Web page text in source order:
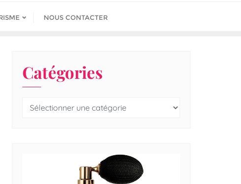
NOUS CONTACTER
Catégories